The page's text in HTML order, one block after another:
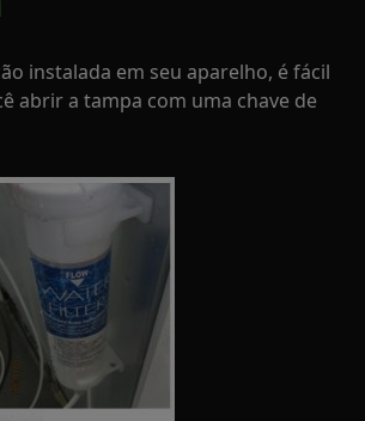
instalada em seu aparelho, é fácil
abrir a tampa com uma chave de